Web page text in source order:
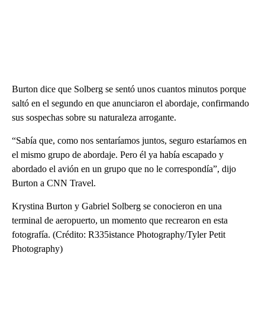
Burton dice que Solberg se sentó unos cuantos minutos porque
saltó en el segundo en que anunciaron el abordaje, confirmando
sus sospechas sobre su naturaleza arrogante.
“Sabía que, como nos sentaríamos juntos, seguro estaríamos en
el mismo grupo de abordaje. Pero él ya había escapado y
abordado el avión en un grupo que no le correspondía”, dijo
Burton a CNN Travel.
Krystina Burton y Gabriel Solberg se conocieron en una
terminal de aeropuerto, un momento que recrearon en esta
fotografía. (Crédito: R335istance Photography/Tyler Petit
Photography)